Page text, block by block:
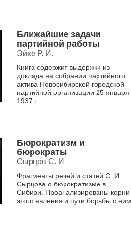
Ближайшие задачи
партийной работы
Эйхе Р. И.
Книга содержит выдержки из
доклада на собрании партийного
актива Новосибирской городской
партийной организации 25 января
1937 г.
Бюрократизм и
бюрократы
Сырцов С. И.
Фрагменты речей и статей С. И.
Сырцова о бюрократизме в
Сибири. Проанализированы корни
этого явления и пути борьбы с ним